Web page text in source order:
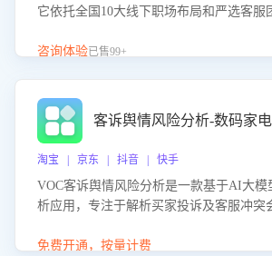
它依托全国10大线下职场布局和严选客服
客服团队和智能工具提升语音客服服务效
咨询体验已售99+
客诉舆情风险分析-数码家
淘宝 | 京东 | 抖音 | 快手
VOC客诉舆情风险分析是一款基于AI大模
析应用，专注于解析买家投诉及客服冲突
别客户情绪、归因争议根源，并客观评估
免费开通，按量计费